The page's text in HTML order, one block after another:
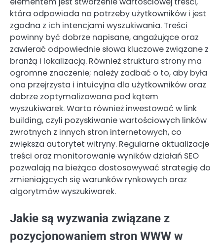
która odpowiada na potrzeby użytkowników i jest
zgodna z ich intencjami wyszukiwania. Treści
powinny być dobrze napisane, angażujące oraz
zawierać odpowiednie słowa kluczowe związane z
branżą i lokalizacją. Również struktura strony ma
ogromne znaczenie; należy zadbać o to, aby była
ona przejrzysta i intuicyjna dla użytkowników oraz
dobrze zoptymalizowana pod kątem
wyszukiwarek. Warto również inwestować w link
building, czyli pozyskiwanie wartościowych linków
zwrotnych z innych stron internetowych, co
zwiększa autorytet witryny. Regularne aktualizacje
treści oraz monitorowanie wyników działań SEO
pozwalają na bieżąco dostosowywać strategię do
zmieniających się warunków rynkowych oraz
algorytmów wyszukiwarek.
Jakie są wyzwania związane z
pozycjonowaniem stron WWW w